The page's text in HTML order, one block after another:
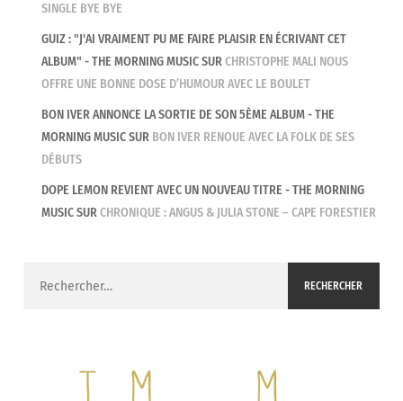
SINGLE BYE BYE
GUIZ : "J'AI VRAIMENT PU ME FAIRE PLAISIR EN ÉCRIVANT CET
ALBUM" - THE MORNING MUSICSURCHRISTOPHE MALI NOUS
OFFRE UNE BONNE DOSE D’HUMOUR AVEC LE BOULET
BON IVER ANNONCE LA SORTIE DE SON 5ÈME ALBUM - THE
MORNING MUSICSUR BON IVER RENOUE AVEC LA FOLK DE SES
DÉBUTS
DOPE LEMON REVIENT AVEC UN NOUVEAU TITRE - THE MORNING
MUSICSURCHRONIQUE : ANGUS & JULIA STONE – CAPE FORESTIER